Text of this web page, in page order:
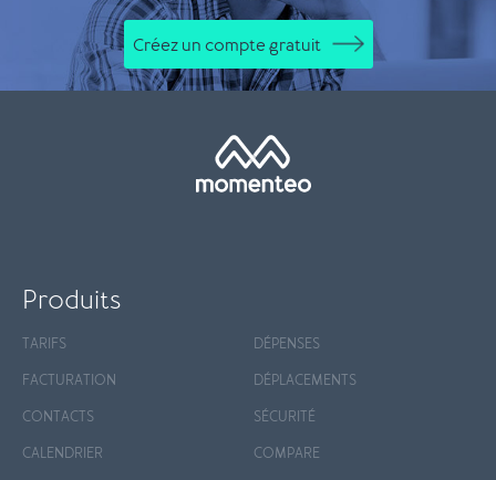
Créez un compte gratuit
Produits
TARIFS
FACTURATION
CONTACTS
CALENDRIER
DÉPENSES
DÉPLACEMENTS
SÉCURITÉ
COMPARE